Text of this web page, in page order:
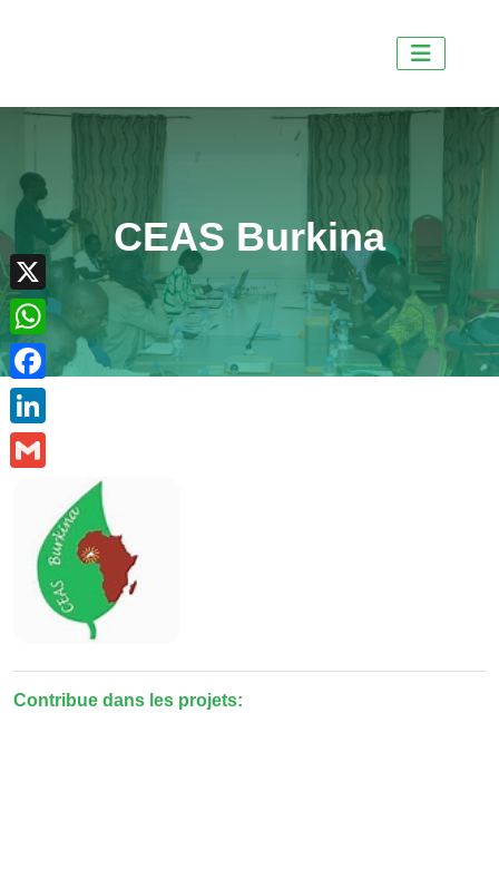
X
WhatsApp
Facebook
CEAS Burkina
Contribue dans les projets: